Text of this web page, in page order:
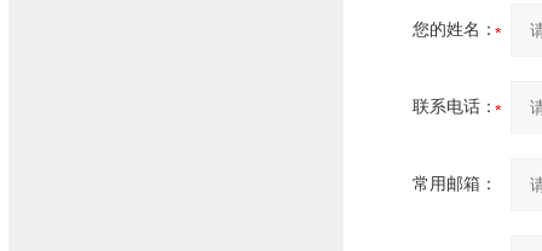
您的姓名：
联系电话：
常用邮箱：